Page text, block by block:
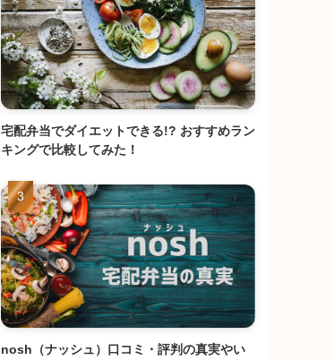
宅配弁当でダイエットできる!? おすすめラン
キングで比較してみた！
nosh（ナッシュ）口コミ・評判の真実やい